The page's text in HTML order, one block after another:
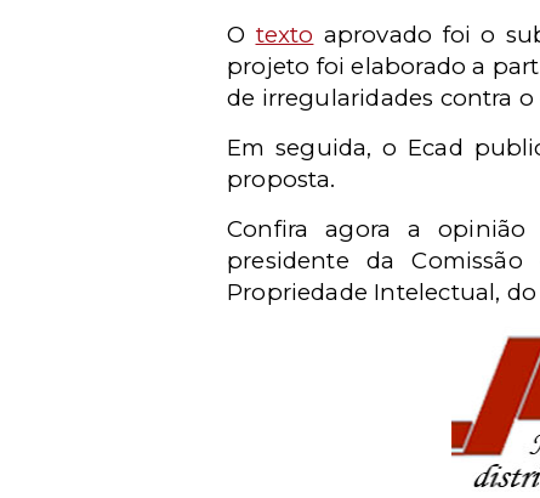
O texto aprovado foi o
projeto foi elaborado a
de irregularidades contra o
Em seguida, o Ecad
proposta.
Confira agora a opinião
presidente da
Propriedade Intelectual,